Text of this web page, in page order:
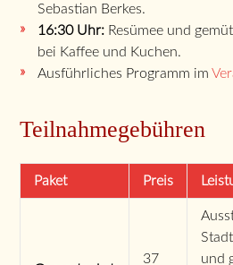
Sebastian Berkes.
16:30 Uhr: Resümee und
bei Kaffee und Kuchen.
Ausführliches Programm im
Teilnahmegebühren
Paket Preis
37
und